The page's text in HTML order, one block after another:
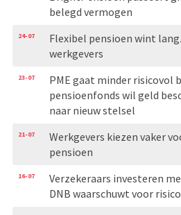
belegd vermogen
24-07
Flexibel pensioen wint
werkgevers
23-07
PME gaat minder risicovol
pensioenfonds wil geld
naar nieuw stelsel
21-07
Werkgevers kiezen vaker
pensioen
16-07
Verzekeraars investeren
DNB waarschuwt voor